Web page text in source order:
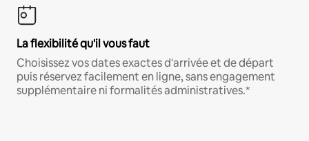
La flexibilité qu'il vous faut
Choisissez vos dates exactes d'arrivée et de départ
puis réservez facilement en ligne, sans engagement
supplémentaire ni formalités administratives.*